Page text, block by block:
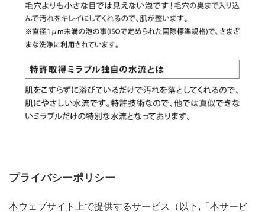
プライバシーポリシー
本ウェブサイト上で提供するサービス（以下,「本サービ